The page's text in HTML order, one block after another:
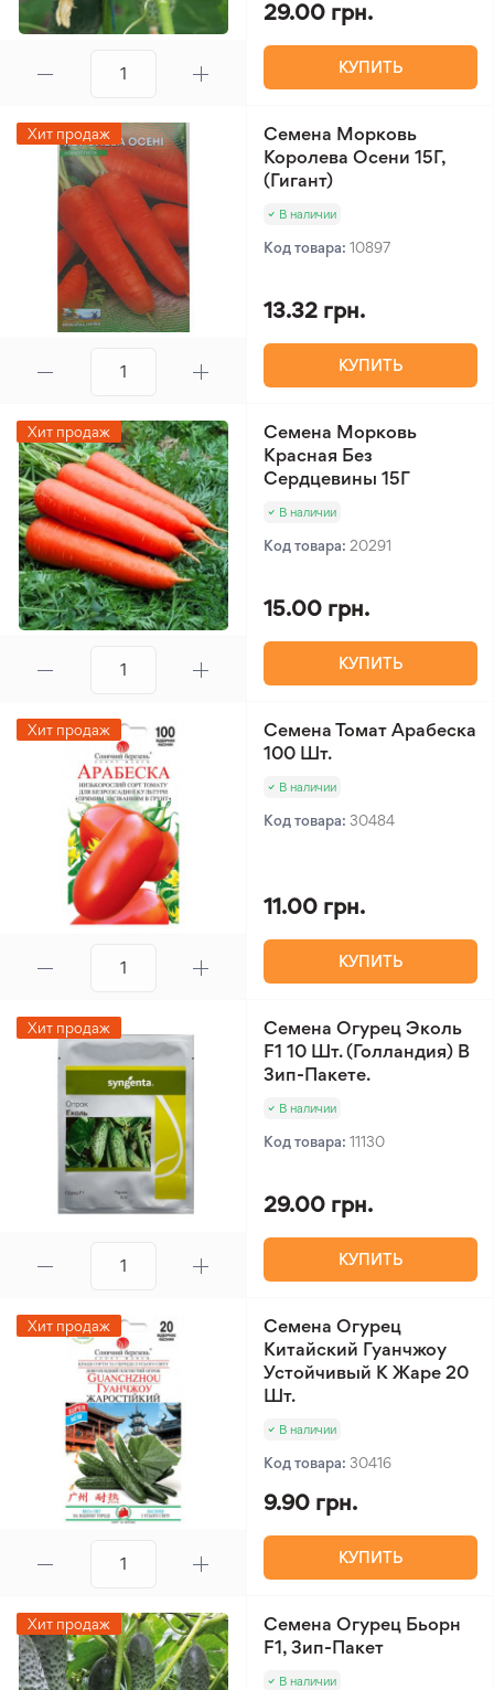
29.00 грн.
КУПИТЬ
Хит продаж
Семена Морковь
Королева Осени 15Г,
(Гигант)
В наличии
Код товара: 10897
13.32 грн.
КУПИТЬ
Хит продаж
Семена Морковь
Красная Без
Сердцевины 15Г
В наличии
Код товара: 20291
15.00 грн.
КУПИТЬ
Хит продаж
Семена Томат Арабеска
100 Шт.
В наличии
Код товара: 30484
11.00 грн.
КУПИТЬ
Хит продаж
Семена Огурец Эколь
F1 10 Шт. (Голландия) В
Зип-Пакете.
В наличии
Код товара: 11130
29.00 грн.
КУПИТЬ
Хит продаж
Семена Огурец
Китайский Гуанчжоу
Устойчивый К Жаре 20
Шт.
В наличии
Код товара: 30416
9.90 грн.
КУПИТЬ
Хит продаж
Семена Огурец Бьорн
F1, Зип-Пакет
В наличии